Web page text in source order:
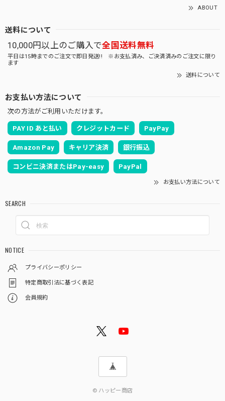
ABOUT
送料について
10,000円以上のご購入で全国送料無料
平日は15時までのご注文で即日発送!! ※お支払済み、ご決済済みのご注文に限り
ます
送料について
お支払い方法について
次の方法がご利用いただけます。
PAY ID あと払い クレジットカード PayPay
Amazon Pay キャリア決済 銀行振込
コンビニ決済またはPay-easy PayPal
お支払い方法について
SEARCH
NOTICE
プライバシーポリシー
特定商取引法に基づく表記
会員規約
© ハッピー商店